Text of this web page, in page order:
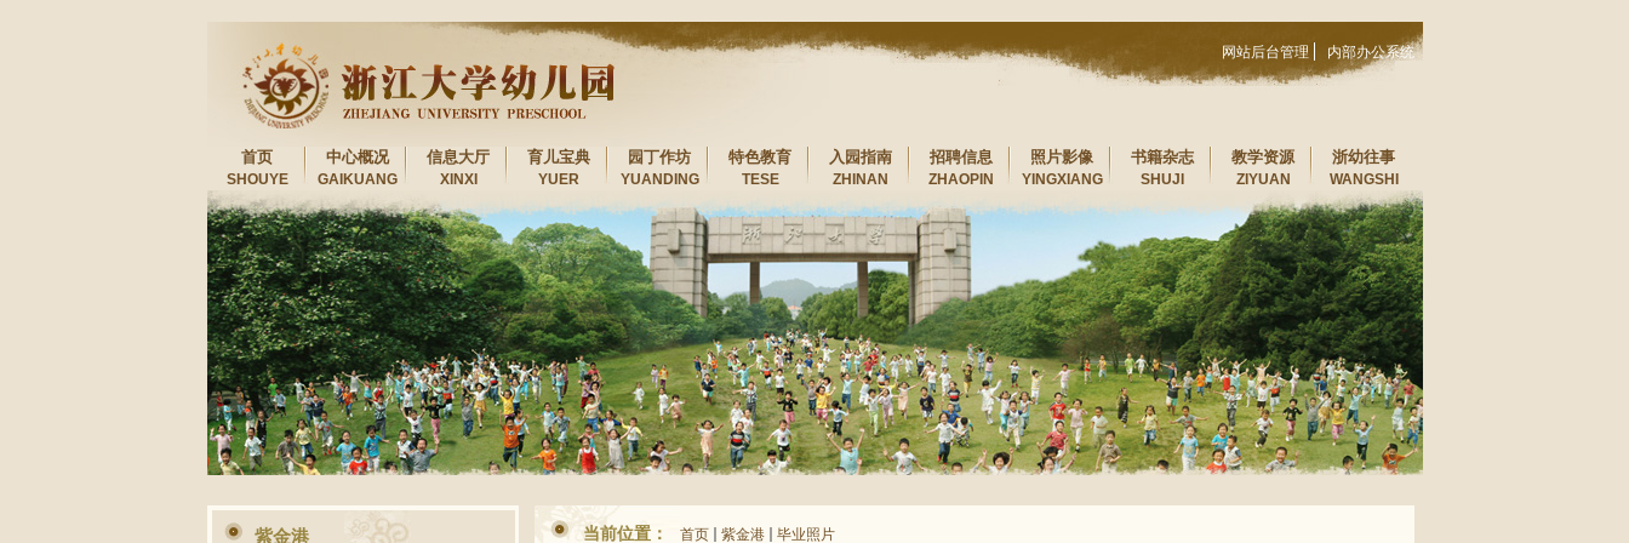
网站后台管理 内部办公系统
首页
SHOUYE
中心概况
GAIKUANG
信息大厅
XINXI
育儿宝典
YUER
园丁作坊
YUANDING
特色教育
TESE
入园指南
ZHINAN
招聘信息
ZHAOPIN
照片影像
YINGXIANG
书籍杂志
SHUJI
教学资源
ZIYUAN
浙幼往事
WANGSHI
紫金港 当前位置： 首页 紫金港 毕业照片